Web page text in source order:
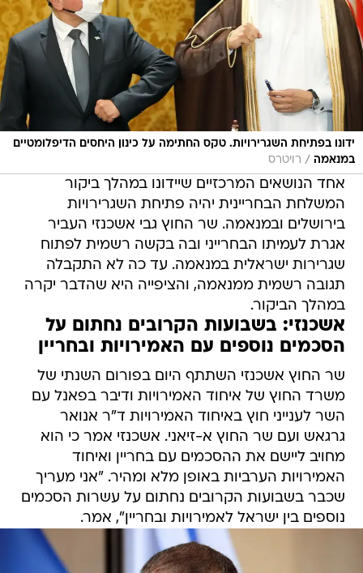
ידונו בפתיחת השגרירויות. טקס החתימה על כינון היחסים הדיפלומטיים
במנאמה / רויטרס
אחד הנושאים המרכזיים שיידונו במהלך ביקור
המשלחת הבחריינית יהיה פתיחת השגרירויות
בירושלים ובמנאמה. שר החוץ גבי אשכנזי העביר
אגרת לעמיתו הבחרייני ובה בקשה רשמית לפתוח
שגרירות ישראלית במנאמה. עד כה לא התקבלה
תגובה רשמית ממנאמה, והציפייה היא שהדבר יקרה
במהלך הביקור.
אשכנזי: בשבועות הקרובים נחתום על
הסכמים נוספים עם האמירויות ובחריין
שר החוץ אשכנזי השתתף היום בפורום השנתי של
משרד החוץ של איחוד האמירויות ודיבר בפאנל עם
השר לענייני חוץ באיחוד האמירויות ד"ר אנואר
גרגאש ועם שר החוץ א-זיאני. אשכנזי אמר כי הוא
מחויב ליישם את ההסכמים עם בחריין ואיחוד
האמירויות הערביות באופן מלא ומהיר. "אני מעריך
שכבר בשבועות הקרובים נחתום על עשרות הסכמים
נוספים בין ישראל לאמירויות ובחריין", אמר.